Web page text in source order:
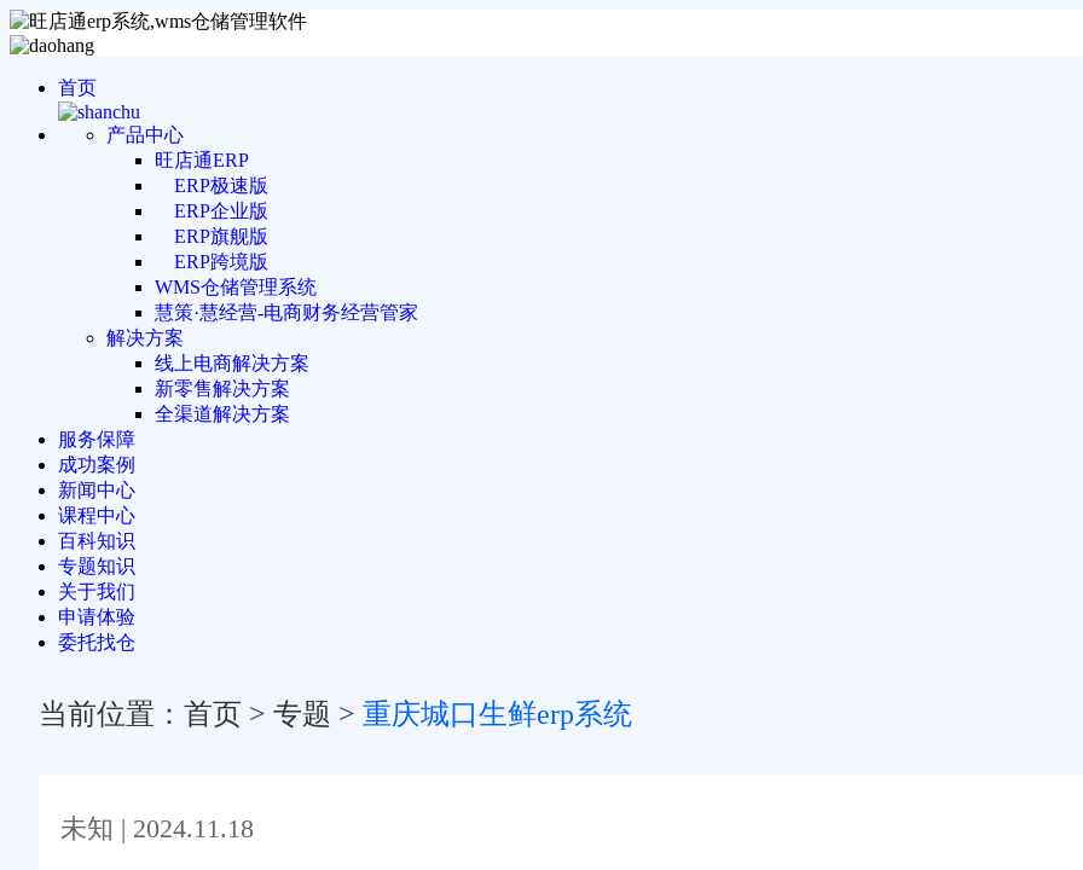
首页
产品中心
旺店通ERP
ERP极速版
ERP企业版
ERP旗舰版
ERP跨境版
WMS仓储管理系统
慧策·慧经营-电商财务经营管家
解决方案
线上电商解决方案
新零售解决方案
全渠道解决方案
服务保障
成功案例
新闻中心
课程中心
百科知识
专题知识
关于我们
申请体验
委托找仓
当前位置： 首页 > 专题 > 重庆城口生鲜erp系统
未知 | 2024.11.18